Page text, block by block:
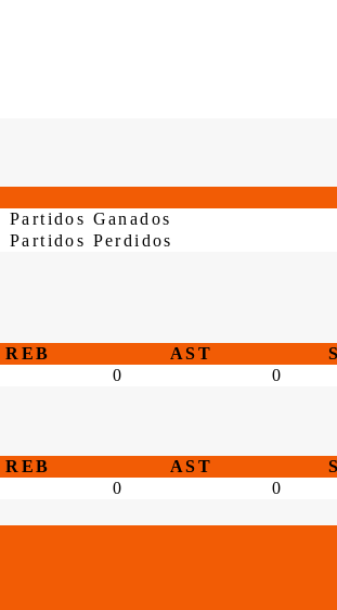
Partidos Ganados
Partidos Perdidos
REB AST
0 0
REB AST
0 0